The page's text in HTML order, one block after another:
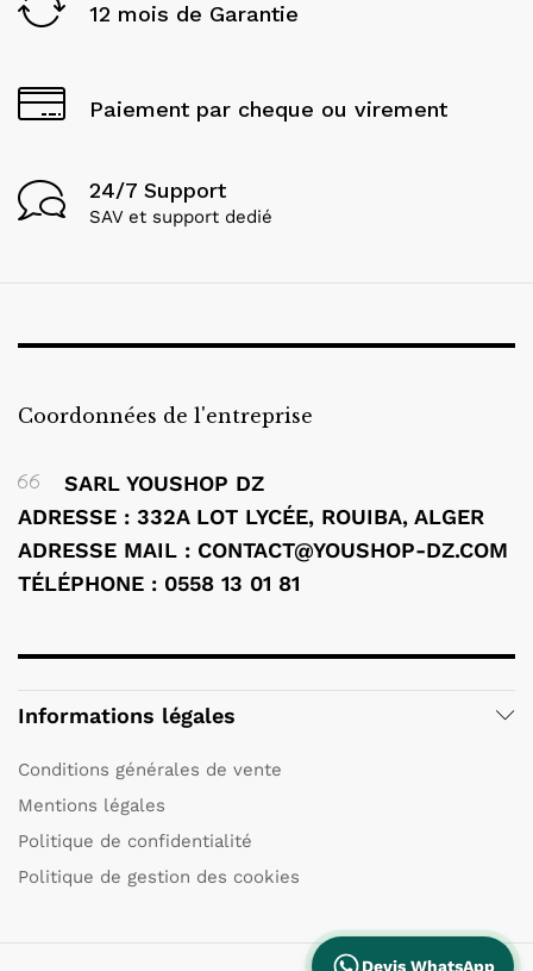
12 mois de Garantie
Paiement par cheque ou virement
24/7 Support
SAV et support dedié
Coordonnées de l'entreprise
SARL YOUSHOP DZ
ADRESSE : 332A LOT LYCÉE, ROUIBA, ALGER
ADRESSE MAIL : CONTACT@YOUSHOP-DZ.COM
TÉLÉPHONE : 0558 13 01 81
Informations légales
Conditions générales de vente
Mentions légales
Politique de confidentialité
Politique de gestion des cookies
Devis WhatsApp